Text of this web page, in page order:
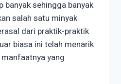
banyak sehingga banyak
salah satu minyak
dari praktik-praktik
biasa ini telah menarik
yang